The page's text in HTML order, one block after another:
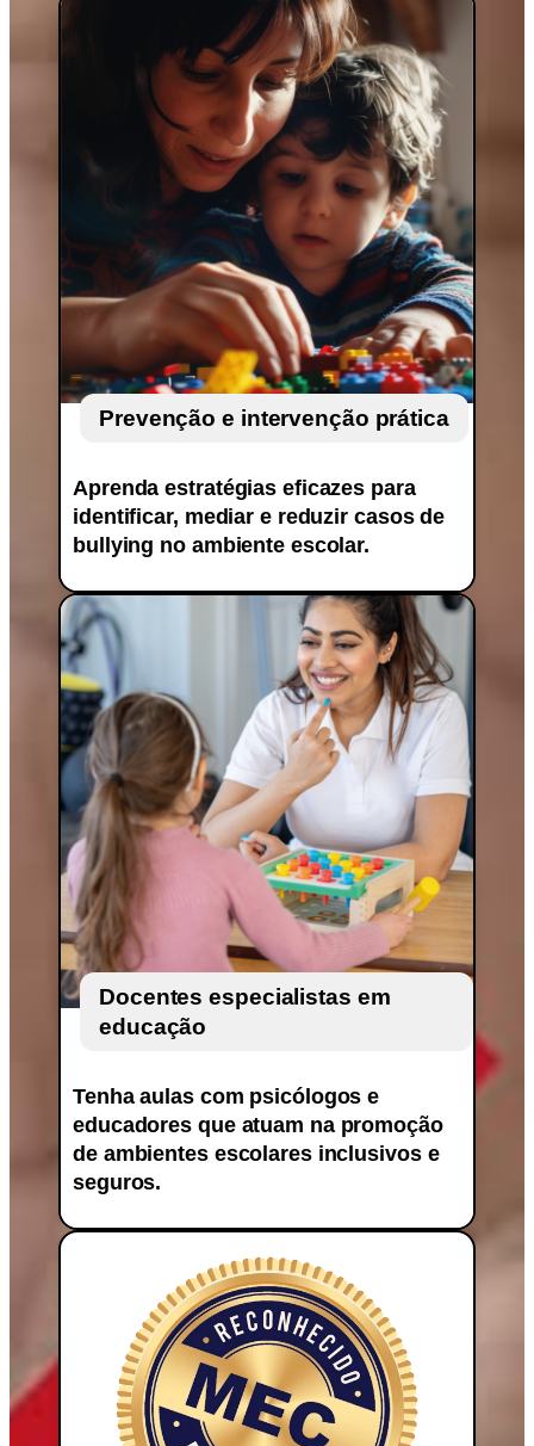
Prevenção e intervenção prática
Aprenda estratégias eficazes para
identificar, mediar e reduzir casos de
bullying no ambiente escolar.
Docentes especialistas em
educação
Tenha aulas com psicólogos e
educadores que atuam na promoção
de ambientes escolares inclusivos e
seguros.